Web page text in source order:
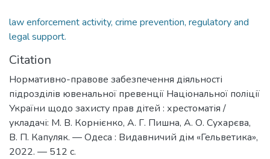
law enforcement activity, crime prevention, regulatory and
legal support.
Citation
Нормативно-правове забезпечення діяльності
підрозділів ювенальної превенції Національної поліції
України щодо захисту прав дітей : хрестоматія /
укладачі: М. В. Корнієнко, А. Г. Пишна, А. О. Сухарєва,
В. П. Капуляк. — Одеса : Видавничий дім «Гельветика»,
2022. — 512 с.